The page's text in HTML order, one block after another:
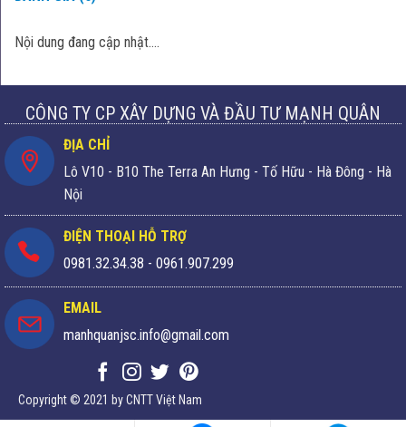
Nội dung đang cập nhật….
CÔNG TY CP XÂY DỰNG VÀ ĐẦU TƯ MẠNH QUÂN
ĐỊA CHỈ
Lô V10 - B10 The Terra An Hưng - Tố Hữu - Hà Đông - Hà
Nội
ĐIỆN THOẠI HỖ TRỢ
0981.32.34.38 - 0961.907.299
EMAIL
manhquanjsc.info@gmail.com
Copyright © 2021 by CNTT Việt Nam